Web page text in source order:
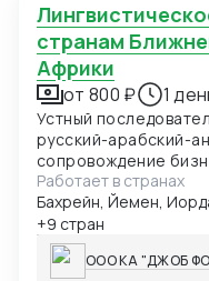
Лингвистическое сопровождение по
странам
Африки
от 800 ₽ 1
Устный
русский-арабский-
сопровождение
А также более 70
перевод).
Работает в странах
Бахрейн, Йемен,
+9 стран
ООО КА "ДЖОБ